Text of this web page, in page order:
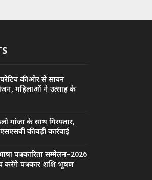
की ओर से सावन
महिलाओं ने उत्साह के
गांजा के साथ गिरफ्तार,
की बड़ी कार्रवाई
पत्रकारिता सम्मेलन–2026
करेंगे पत्रकार शशि भूषण